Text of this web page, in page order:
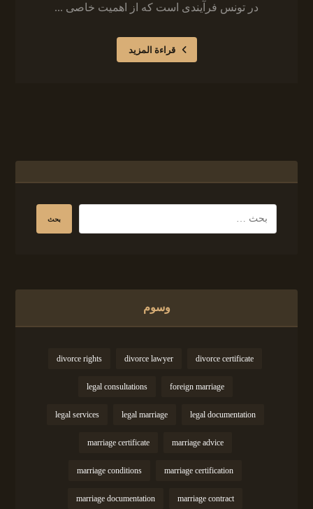
در تونس فرآیندی است که از اهمیت خاصی ...
قراءة المزيد
وسوم
divorce certificate
divorce lawyer
divorce rights
foreign marriage
legal consultations
legal documentation
legal marriage
legal services
marriage advice
marriage certificate
marriage certification
marriage conditions
marriage contract
marriage documentation